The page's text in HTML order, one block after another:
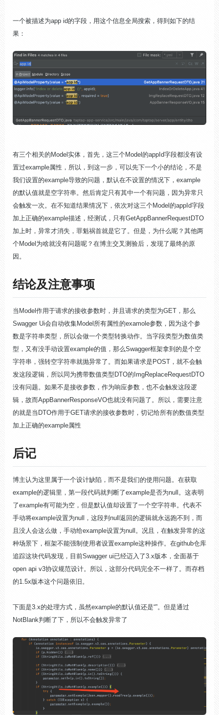
一个被描述为app id的字段，用这个信息全局搜索，得到如下的结
果：
有三个相关的Model实体，首先，这三个Model的appId字段都没有设
置过example属性，所以，到这一步，可以先下一个小的结论，不是
我们设置的example导致的问题，默认在不设置的情况下，example
的默认值就是空字符串。然后肯定只有其中一个有问题，因为异常只
会触发一次。在不知道结果情况下，依次对这三个Model的appId字段
加上正确的example描述，经测试，只有GetAppBannerRequestDTO
加上时，异常才消失，罪魁祸首就是它了。但是，为什么呢？其他两
个Model为啥就没有问题呢？在博主交叉测验后，发现了最终的原
因。
结论及注意事项
当Model作用于请求的接收参数时，并且请求的类型为GET，那么
Swagger Ui会自动收集Model所有属性的examole参数，因为这个参
数是字符串类型，所以会做一个类型转换动作。当字段类型为数值类
型，又有没手动设置example的值，那么Swagger框架拿到的是个空
字符串，强转空字符串就抛异常了。而如果请求是POST，就不会触
发这段逻辑，所以同为携带数值类型DTO的ImgReplaceRequestDTO
没有问题。如果不是接收参数，作为响应参数，也不会触发这段逻
辑，故而AppBannerResponseVO也就没有问题了。所以，需要注意
的就是当DTO作用于GET请求的接收参数时，切记给所有的数值类型
加上正确的example属性
后记
博主认为这里属于一个设计缺陷，而不是我们的使用问题。在获取
example的逻辑里，第一段代码就判断了example是否为null。这表明
了example有可能为空，但是默认值却设置了一个空字符串。代表不
手动将example设置为null，这段判null返回的逻辑就永远跑不到，而
且没人会这么做，手动给example设置为null。况且，在触发异常的这
种场景下，框架不能强制使用者设置example这种操作。在github仓库
追踪这块代码发现，目前Swagger ui已经迈入了3.x版本，全面基于
open api v3协议规范设计。所以，这部分代码完全不一样了。而存档
的1.5x版本这个问题依旧。
下面是3.x的处理方式，虽然example的默认值还是“”。但是通过
NotBlank判断了下，所以不会触发异常了